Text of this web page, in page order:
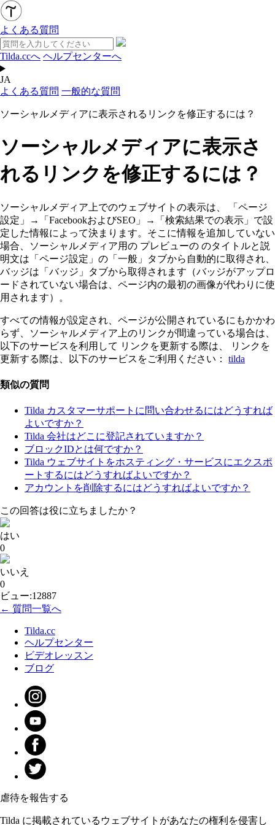
よくある質問
Tilda.ccへ ヘルプセンターへ
JA
よくある質問 一般的な質問
ソーシャルメディアに表示されるリンクを修正するには？
ソーシャルメディアに表示さ
れるリンクを修正するには？
ソーシャルメディア上でのウェブサイトの表示は、
「ページ
設定」→「FacebookおよびSEO」→「検索結果での表示」で設
定した情報によって決まります。そこに情報を追加していない
場合、ソーシャルメディア用の プレビューの のタイトルと説
明文は「ページ設定」の「一般」タブから自動的に取得され、
バッジは「バッジ」タブから取得されます（バッジがアップロ
ードされていない場合は、ページ内の最初の画像が代わりに使
用されます）。
すべての情報が設定され、ページが公開されているにもかかわ
らず、ソーシャルメディア上のリンクが間違っている場合は、
以下のサービスを利用して リンクを更新する際は、
リンクを
更新する際は、以下のサービスをご利用ください： tilda
類似の質問
Tilda カスタマーサポートに問い合わせるにはどうすれば
よいですか？
Tilda 会社はどこに登記されていますか？
ブロックIDとは何ですか？
Tilda ウェブサイトをホスティング・サービスにエクスポ
ートするにはどうすればよいですか？
アカウントを削除するにはどうすればよいですか？
この回答は役に立ちましたか？
はい
0
いいえ
0
ビュー:12887
← 質問一覧へ
Tilda.cc
ヘルプセンター
ビデオレッスン
ブログ
虐待を報告する
Tilda に掲載されているウェブサイトがあなたの権利を侵害し